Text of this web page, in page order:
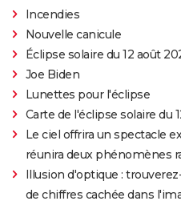
Incendies
Nouvelle canicule
Éclipse solaire du 12 août
Joe Biden
Lunettes pour l'éclipse
Carte de l'éclipse solaire du
Le ciel offrira un spectacle
réunira deux phénomènes
Illusion d'optique :
de chiffres cachée dans